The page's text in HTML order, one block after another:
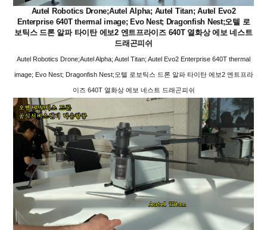
Autel Robotics Drone;Autel Alpha; Autel Titan; Autel Evo2
Enterprise 640T thermal image; Evo Nest; Dragonfish Nest;오텔 로
보틱스 드론 알파 타이탄 에보2 엔트프라이즈 640T 열화상 에보 네스트
드래곤피쉬
Autel Robotics Drone;Autel Alpha; Autel Titan; Autel Evo2 Enterprise 640T thermal
image; Evo Nest; Dragonfish Nest;오텔 로보틱스 드론 알파 타이탄 에보2 엔트프라
이즈 640T 열화상 에보 네스트 드래곤피쉬